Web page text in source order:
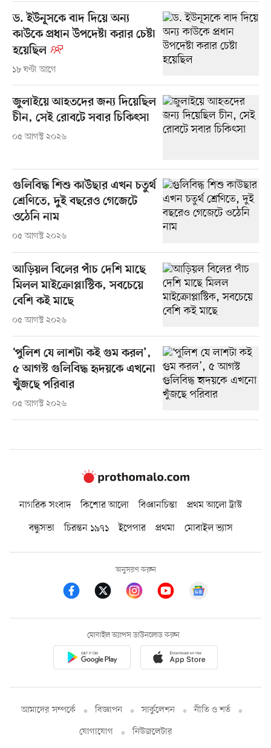
ড. ইউনূসকে বাদ দিয়ে অন্য
কাউকে প্রধান উপদেষ্টা করার চেষ্টা
হয়েছিল
১৮ ঘণ্টা আগে
জুলাইয়ে আহতদের জন্য দিয়েছিল
চীন, সেই রোবটে সবার চিকিৎসা
০৫ আগস্ট ২০২৬
গুলিবিদ্ধ শিশু কাউছার এখন চতুর্থ
শ্রেণিতে, দুই বছরেও গেজেটে
ওঠেনি নাম
০৫ আগস্ট ২০২৬
আড়িয়ল বিলের পাঁচ দেশি মাছে
মিলল মাইক্রোপ্লাস্টিক, সবচেয়ে
বেশি কই মাছে
০৫ আগস্ট ২০২৬
‘পুলিশ যে লাশটা কই গুম করল’,
৫ আগস্ট গুলিবিদ্ধ হৃদয়কে এখনো
খুঁজছে পরিবার
০৫ আগস্ট ২০২৬
নাগরিক সংবাদ কিশোর আলো বিজ্ঞানচিন্তা
প্রথম আলো ট্রাস্ট
বন্ধুসভা
চিরন্তন ১৯৭১ ইপেপার প্রথমা মোবাইল ভ্যাস
অনুসরণ করুন
মোবাইল অ্যাপস ডাউনলোড করুন
আমাদের সম্পর্কে বিজ্ঞাপন সার্কুলেশন
নীতি ও শর্ত
যোগাযোগ
নিউজলেটার